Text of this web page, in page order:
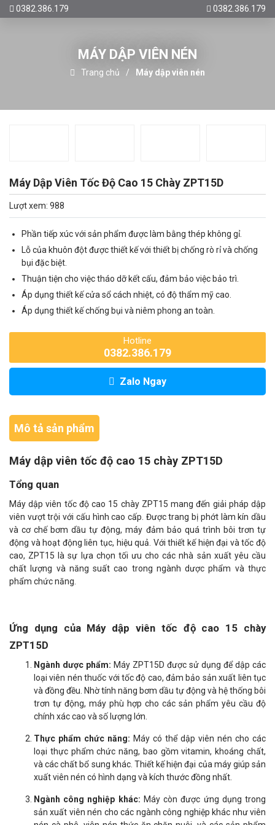
0382.386.179 0382.386.179
MÁY DẬP VIÊN NÉN
Trang chủ Máy dập viên nén
Máy Dập Viên Tốc Độ Cao 15 Chày ZPT15D
Lượt xem: 988
Phần tiếp xúc với sản phẩm được làm bằng thép không gỉ.
Lỗ của khuôn đột được thiết kế với thiết bị chống rò rỉ và chống
bụi đặc biệt.
Thuận tiện cho việc tháo dỡ kết cấu, đảm bảo việc bảo trì.
Áp dụng thiết kế cửa sổ cách nhiệt, có độ thẩm mỹ cao.
Áp dụng thiết kế chống bụi và niêm phong an toàn.
Hotline
0382.386.179
Zalo Ngay
Mô tả sản phẩm
Máy dập viên tốc độ cao 15 chày ZPT15D
Tổng quan
Máy dập viên tốc độ cao 15 chày ZPT15 mang đến giải pháp dập
viên vượt trội với cấu hình cao cấp. Được trang bị phớt làm kín dầu
và cơ chế bơm dầu tự động, máy đảm bảo quá trình bôi trơn tự
động và hoạt động liên tục, hiệu quả. Với thiết kế hiện đại và tốc độ
cao, ZPT15 là sự lựa chọn tối ưu cho các nhà sản xuất yêu cầu
chất lượng và năng suất cao trong ngành dược phẩm và thực
phẩm chức năng.
Ứng dụng của Máy dập viên tốc độ cao 15 chày
ZPT15D
Ngành dược phẩm: Máy ZPT15D được sử dụng để dập các
loại viên nén thuốc với tốc độ cao, đảm bảo sản xuất liên tục
và đồng đều. Nhờ tính năng bơm dầu tự động và hệ thống bôi
trơn tự động, máy phù hợp cho các sản phẩm yêu cầu độ
chính xác cao và số lượng lớn.
Thực phẩm chức năng: Máy có thể dập viên nén cho các
loại thực phẩm chức năng, bao gồm vitamin, khoáng chất,
và các chất bổ sung khác. Thiết kế hiện đại của máy giúp sản
xuất viên nén có hình dạng và kích thước đồng nhất.
Ngành công nghiệp khác: Máy còn được ứng dụng trong
sản xuất viên nén cho các ngành công nghiệp khác như viên